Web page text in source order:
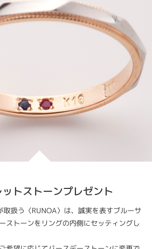
トストーンプレゼント
取扱う〈RUNOA〉は、誠実を表すブルーサ
ストーンをリングの内側にセッティングし